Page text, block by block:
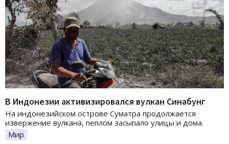
В Индонезии активизировался вулкан Синабунг
На индонезийском острове Суматра продолжается
извержение вулкана, пеплом засыпало улицы и дома.
Мир